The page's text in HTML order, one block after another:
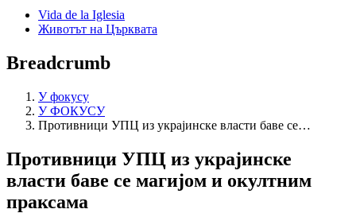
Vida de la Iglesia
Животът на Църквата
Breadcrumb
У фокусу
У ФОКУСУ
Противници УПЦ из украјинске власти баве се…
Противници УПЦ из украјинске
власти баве се магијом и окултним
праксама